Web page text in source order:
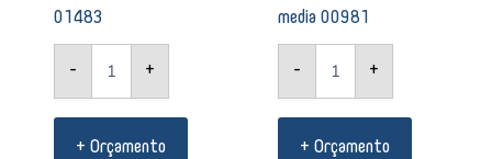
01483
- +
+ Orçamento
media 00981
- +
+ Orçamento